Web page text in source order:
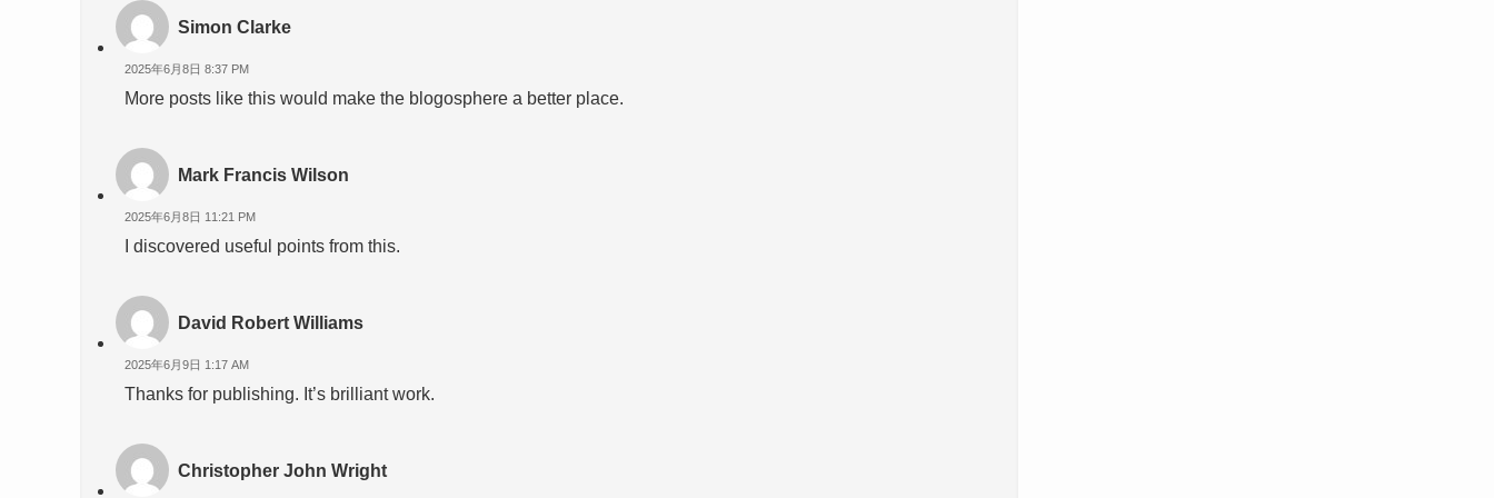
Simon Clarke
2025年6月8日 8:37 PM
More posts like this would make the blogosphere a better place.
Mark Francis Wilson
2025年6月8日 11:21 PM
I discovered useful points from this.
David Robert Williams
2025年6月9日 1:17 AM
Thanks for publishing. It’s brilliant work.
Christopher John Wright